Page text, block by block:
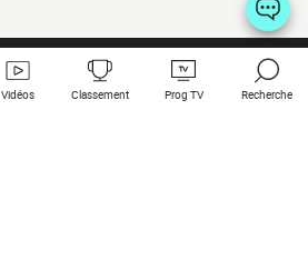
Vidéos Classement Prog TV Recherche